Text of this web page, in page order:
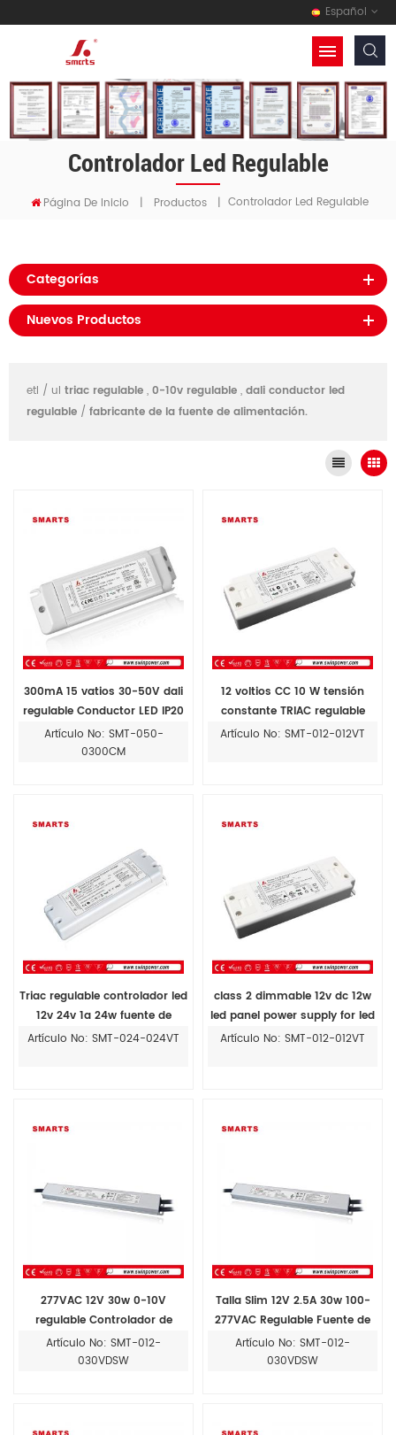
Español
Controlador Led Regulable
Página De Inicio | Productos | Controlador Led Regulable
Categorías
Nuevos Productos
etl / ul triac regulable , 0-10v regulable , dali conductor led
regulable / fabricante de la fuente de alimentación.
300mA 15 vatios 30-50V dali
regulable Conductor LED IP20
Artículo No: SMT-050-
0300CM
12 voltios CC 10 W tensión
constante TRIAC regulable
fuente de alimentación led
Artículo No: SMT-012-012VT
Triac regulable controlador led
12v 24v 1a 24w fuente de
alimentación para iluminación
Artículo No: SMT-024-024VT
class 2 dimmable 12v dc 12w
led panel power supply for led
lights
Artículo No: SMT-012-012VT
277VAC 12V 30w 0-10V
regulable Controlador de
voltaje constante
Artículo No: SMT-012-
030VDSW
Talla Slim 12V 2.5A 30w 100-
277VAC Regulable Fuente de
alimentación LED para tira LED
Artículo No: SMT-012-
030VDSW